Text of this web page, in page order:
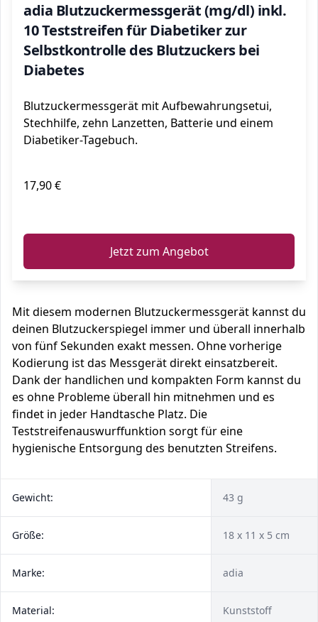
adia Blutzuckermessgerät (mg/dl) inkl.
10 Teststreifen für Diabetiker zur
Selbstkontrolle des Blutzuckers bei
Diabetes
Blutzuckermessgerät mit Aufbewahrungsetui,
Stechhilfe, zehn Lanzetten, Batterie und einem
Diabetiker-Tagebuch.
17,90 €
Jetzt zum Angebot
Mit diesem modernen Blutzuckermessgerät kannst du
deinen Blutzuckerspiegel immer und überall innerhalb
von fünf Sekunden exakt messen. Ohne vorherige
Kodierung ist das Messgerät direkt einsatzbereit.
Dank der handlichen und kompakten Form kannst du
es ohne Probleme überall hin mitnehmen und es
findet in jeder Handtasche Platz. Die
Teststreifenauswurffunktion sorgt für eine
hygienische Entsorgung des benutzten Streifens.
Gewicht: 43 g
Größe: 18 x 11 x 5 cm
Marke: adia
Material: Kunststoff